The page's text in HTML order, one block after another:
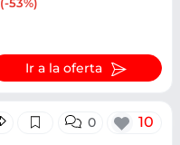
(-53%)
Ir a la oferta
0 10